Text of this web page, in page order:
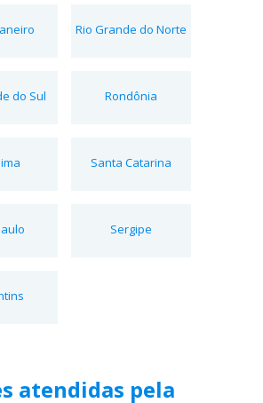
Rio Grande do Norte
do Sul Rondônia
Santa Catarina
Sergipe
atendidas pela